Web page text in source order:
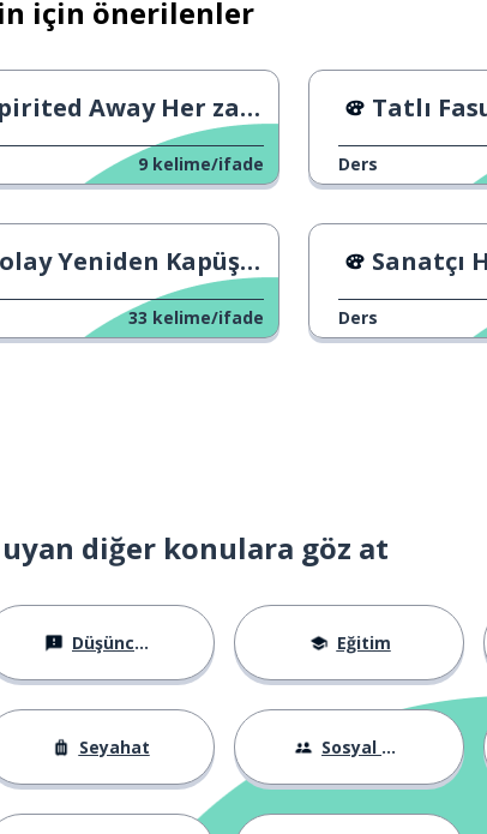
için önerilenler
Away Her zaman benimle
9 kelime/ifade
Tatlı
Ders
Yeniden Kapüşon Yapımı
33 kelime/ifade
Sanatçı
Ders
diğer konulara göz at
Düşünceler Eğitim
Seyahat Sosyal Hayat